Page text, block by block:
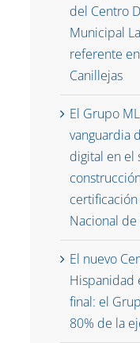
del Centro
Municipal
referente
Canillejas
El Grupo
vanguardia
digital en el
Nacional de
El nuevo
Hispanidad
final: el
80% de la